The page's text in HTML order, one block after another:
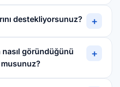
destekliyorsunuz? +
göründüğünü
+